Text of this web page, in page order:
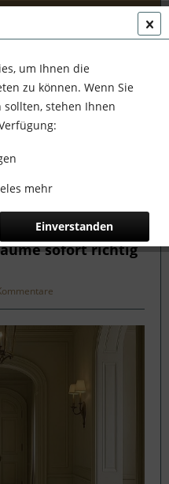
die faszinierende Welt
talentierten
Unternehmer....
sofort richtig
um Ihnen die
zu können. Wenn Sie
stehen Ihnen
mehr
Einverstanden